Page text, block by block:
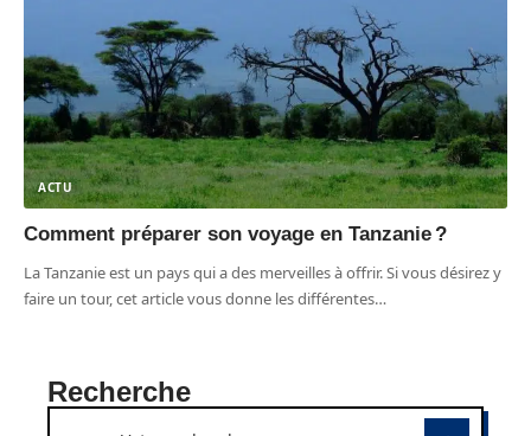
ACTU
Comment préparer son voyage en Tanzanie ?
La Tanzanie est un pays qui a des merveilles à offrir. Si vous désirez y
faire un tour, cet article vous donne les différentes…
Recherche